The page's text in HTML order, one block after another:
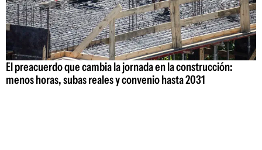
El preacuerdo que cambia la jornada en la construcción:
menos horas, subas reales y convenio hasta 2031